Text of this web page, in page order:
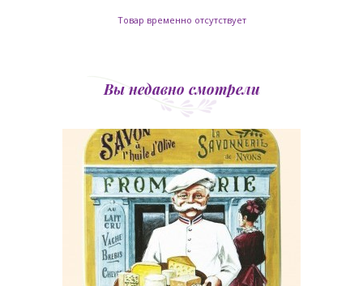
Товар временно отсутствует
Вы недавно смотрели